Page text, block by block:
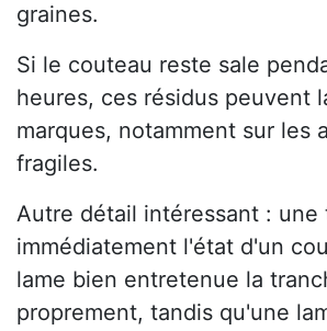
graines.
Si le couteau reste sale
heures, ces résidus peuvent
marques, notamment sur les
fragiles.
Autre détail intéressant : une
immédiatement l'état d'un
lame bien entretenue la
proprement, tandis qu'une